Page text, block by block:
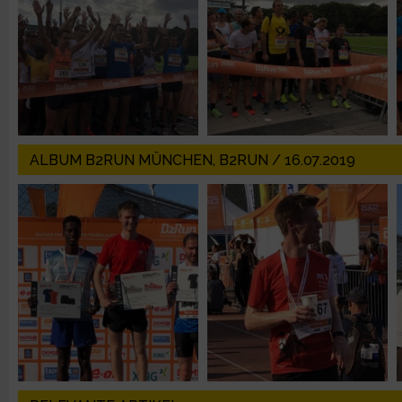
ALBUM B2RUN MÜNCHEN, B2RUN / 16.07.2019
IAB-Besonderheiten:
Verwendung genauer Standortdaten
Geräte anhand von aktiv angeforderten Informationen
Nicht-IAB-Verarbeitungszwecke:
Notwendig
Performance
Funktional
Werbung